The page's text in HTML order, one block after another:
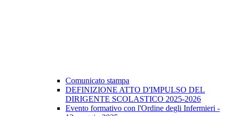
Comunicato stampa
DEFINIZIONE ATTO D'IMPULSO DEL
DIRIGENTE SCOLASTICO 2025-2026
Evento formativo con l'Ordine degli Infermieri -